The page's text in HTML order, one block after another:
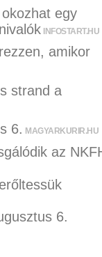
egy
INFOSTART.HU
amikor
strand a
6. MAGYARKURIR.HU
az
6.